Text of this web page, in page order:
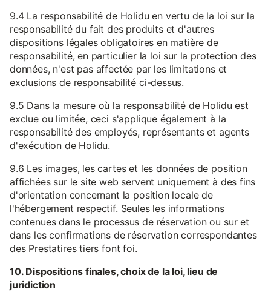
9.4 La responsabilité de Holidu en vertu de la loi sur la
responsabilité du fait des produits et d'autres
dispositions légales obligatoires en matière de
responsabilité, en particulier la loi sur la protection des
données, n'est pas affectée par les limitations et
exclusions de responsabilité ci-dessus.
9.5 Dans la mesure où la responsabilité de Holidu est
exclue ou limitée, ceci s'applique également à la
responsabilité des employés, représentants et agents
d'exécution de Holidu.
9.6 Les images, les cartes et les données de position
affichées sur le site web servent uniquement à des fins
d'orientation concernant la position locale de
l'hébergement respectif. Seules les informations
contenues dans le processus de réservation ou sur et
dans les confirmations de réservation correspondantes
des Prestatires tiers font foi.
10. Dispositions finales, choix de la loi, lieu de
juridiction